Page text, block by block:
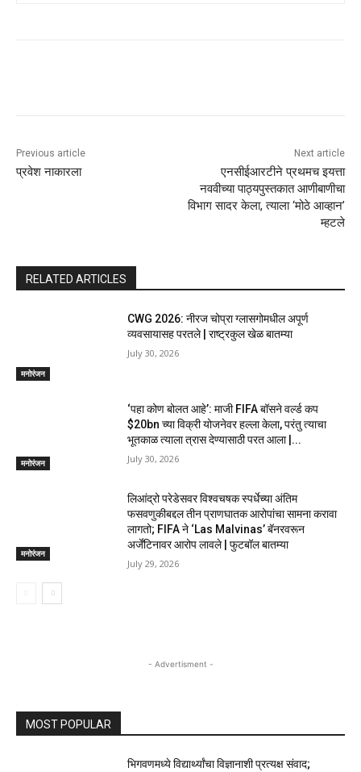
Previous article
प्रवेश नाकारला
Next article
एनसीईआरटीने प्रथमच इयत्ता
नववीच्या पाठ्यपुस्तकात आणीबाणीचा
विभाग सादर केला, त्याला ‘मोठे आव्हान’
म्हटले
RELATED ARTICLES
मनोरंजन
CWG 2026: नीरज चोप्रा ग्लासगोमधील अपूर्ण
व्यवसायासह परतले | राष्ट्रकुल खेळ बातम्या
July 30, 2026
मनोरंजन
‘पहा कोण बोलत आहे’: माजी FIFA बॉसने वर्ल्ड कप
$20bn च्या विक्री योजनेवर हल्ला केला, परंतु त्याचा
भूतकाळ त्याला त्रास देण्यासाठी परत आला |...
July 30, 2026
मनोरंजन
लिआंद्रो परेडेसवर विश्वचषक स्पर्धेच्या अंतिम
फसवणुकीबद्दल तीन प्राणघातक आरोपांचा सामना करावा
लागतो; FIFA ने ‘Las Malvinas’ बॅनरवरून
अर्जेंटिनावर आरोप लावले | फुटबॉल बातम्या
July 29, 2026
- Advertisment -
MOST POPULAR
भिगवणमध्ये विद्यार्थ्यांचा विज्ञानाशी प्रत्यक्ष संवाद;